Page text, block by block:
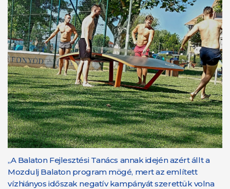
„A Balaton Fejlesztési Tanács annak idején azért állt a
Mozdulj Balaton program mögé, mert az említett
vízhiányos időszak negatív kampányát szerettük volna